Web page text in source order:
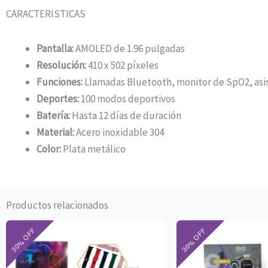
CARACTERISTICAS
Pantalla:AMOLED de 1.96 pulgadas
Resolución:410 x 502 píxeles
Funciones:Llamadas Bluetooth, monitor de SpO2,
Deportes:100 modos deportivos
Batería:Hasta 12 días de duración
Material:Acero inoxidable 304
Color:Plata metálico
Productos relacionados
original
era:
actual
es:
era: